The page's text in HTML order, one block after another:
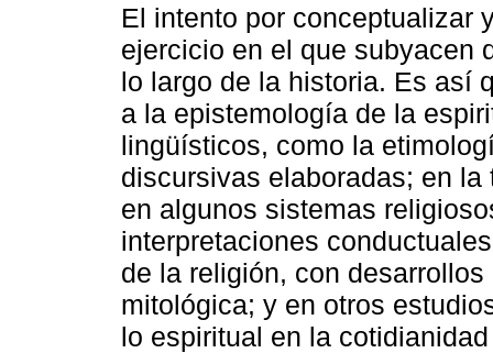
El intento por conceptualizar
ejercicio en el que subyacen
lo largo de la historia. Es así
a la epistemología de la
lingüísticos, como la
discursivas elaboradas; en
en algunos sistemas
interpretaciones
de la religión, con
mitológica; y en otros
lo espiritual en la